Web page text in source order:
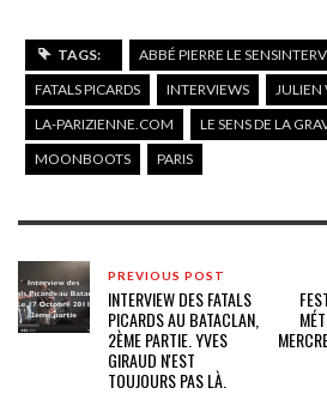
TAGS: ABBÉ PIERRE LE
FATALS PICARDS
INTERVIEWS
LA-PARIZIENNE.COM
LE SENS DE LA
MOONBOOTS
PARIS
PREVIOUS POST
INTERVIEW DES FATALS
PICARDS AU BATACLAN,
2ÈME PARTIE. YVES
GIRAUD N'EST
TOUJOURS PAS LÀ.